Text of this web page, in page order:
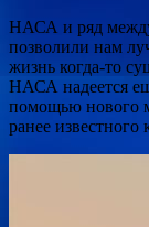
НАСА и ряд
позволили нам
жизнь когда-то
НАСА надеется
помощью нового
ранее известного